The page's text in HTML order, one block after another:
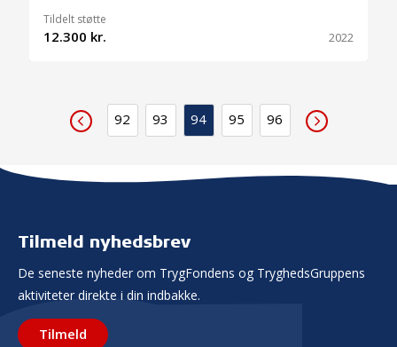
Tildelt støtte
12.300 kr. 2022
92 93 94 95 96
Tilmeld nyhedsbrev
De seneste nyheder om TrygFondens og TryghedsGruppens
aktiviteter direkte i din indbakke.
Tilmeld